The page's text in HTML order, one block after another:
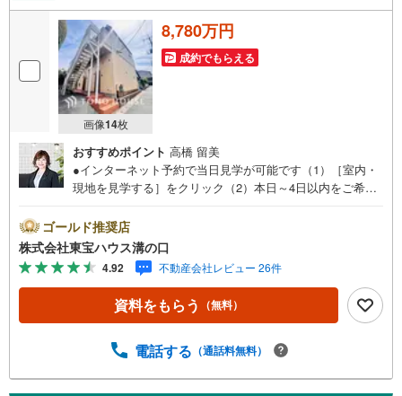
画像14枚
8,780万円
成約でもらえる
おすすめポイント 高橋 留美
●インターネット予約で当日見学が可能です（1）［室内・
現地を見学する］をクリック（2）本日～4日以内をご希望
い！●10:00～21:00はお電話でのお問い合わせがスムーズで
す。【Yahoo！ 不動産キャンペーン対象店舗】当店で物件
を成約するとPayPayポイントがもらえる「Yahoo！不動産
物件ご成約キャンペーン」の対象になります。「資料をも
らう」「見学予約をする」ボタンからお問い合わせくださ
い。※必ずYahoo！ JAPAN IDでログインしてください。※P
客様からのお言葉に感謝してこれからも楽しく素敵なお家
らまずは、お気軽に東宝ハウス溝の口に相談してみません
ゴールド推奨店
株式会社東宝ハウス溝の口
4.92 不動産会社レビュー 26件
資料をもらう （無料）
電話する （通話料無料）